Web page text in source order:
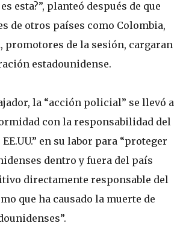
esta?”, planteó después de que
de otros países como Colombia,
promotores de la sesión, cargaran
estadounidense.
la “acción policial” se llevó a
con la responsabilidad del
en su labor para “proteger
dentro y fuera del país
directamente responsable del
que ha causado la muerte de